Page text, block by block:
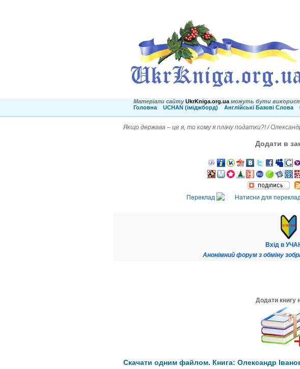
Матеріали сайту UkrKniga.org.ua можуть бути
Головна
UCHAN (іміджборд) Англійські Базові Слова
Якщо держава – це я, то кому я плачу податки?! /
Додати в
Переклад
Вхід в
Анонімний форум з обміну
Додати книгу
Скачати одним файлом. Книга: Олександр